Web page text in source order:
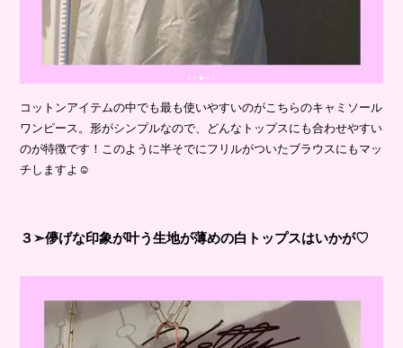
コットンアイテムの中でも最も使いやすいのがこちらのキャミソール
ワンピース。形がシンプルなので、どんなトップスにも合わせやすい
のが特徴です！このように半そでにフリルがついたブラウスにもマッ
チしますよ☺
３➣儚げな印象が叶う生地が薄めの白トップスはいかが♡